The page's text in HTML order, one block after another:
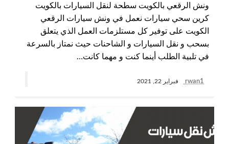
ونش الرقعي بالكويت سطحة لنقل السيارات بالكويت
كرين سحي سيارات نعمل في ونش سيارات الرقعي
الكويت على توفير كل مستلزمات العمل الذي يتعلق
بسحب و نقل السيارات و الشاحنات حيث نمتاز بالسرعة
في تلبية الطلب أينما كنت و مهما كانت…
rwan1 فبراير 22, 2021